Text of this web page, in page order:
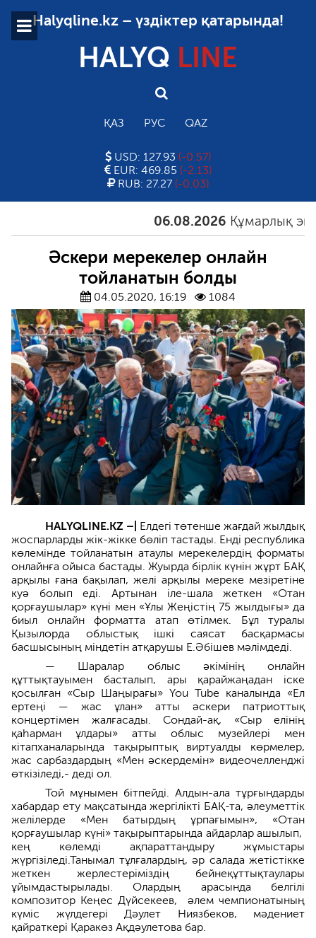
Halyqline.kz – үздіктер қатарында!
HALYQ LINE
ҚАЗ РУС QAZ
USD: 127.93 (-0.57)
EUR: 469.85 (-2.13)
RUB: 27.27 (-0.03)
06.08.2026 Құмарлық
Әскери мерекелер онлайн
тойланатын болды
04.05.2020, 16:19 1084
HALYQLINE.KZ –| Елдегі төтенше жағдай жылдық
жоспарларды жік-жікке бөліп тастады. Енді республика
көлемінде тойланатын атаулы мерекелердің форматы
онлайнға ойыса бастады. Жуырда бірлік күнін жұрт БАҚ
арқылы ғана бақылап, желі арқылы мереке мезіретіне
куә болып еді. Артынан іле-шала жеткен «Отан
қорғаушылар» күні мен «Ұлы Жеңістің 75 жылдығы» да
биыл онлайн форматта атап өтілмек. Бұл туралы
Қызылорда облыстық ішкі саясат басқармасы
басшысының міндетін атқарушы Е.Әбішев мәлімдеді.
— Шаралар облыс әкімінің онлайн
құттықтауымен басталып, ары қарайжаңадан іске
қосылған «Сыр Шаңырағы» You Tube каналында «Ел
ертеңі — жас ұлан» атты әскери патриоттық
концертімен жалғасады. Сондай-ақ, «Сыр елінің
қаһарман ұлдары» атты облыс музейлері мен
кітапханаларында тақырыптық виртуалды көрмелер,
жас сарбаздардың «Мен әскердемін» видеочелленджі
өткізіледі,- деді ол.
Той мұнымен бітпейді. Алдын-ала тұрғындарды
хабардар ету мақсатында жергілікті БАҚ-та, әлеуметтік
желілерде «Мен батырдың ұрпағымын», «Отан
қорғаушылар күні» тақырыптарында айдарлар ашылып,
кең көлемді ақпараттандыру жұмыстары
жүргізіледі.Танымал тұлғалардың, әр салада жетістікке
жеткен жерлестеріміздің бейнеқұттықтаулары
ұйымдастырылады. Олардың арасында белгілі
композитор Кеңес Дүйсекеев, әлем чемпионатының
күміс жүлдегері Дәулет Ниязбеков, мәдениет
қайраткері Қаракөз Ақдәулетова бар.